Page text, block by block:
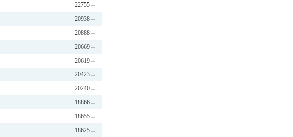
22755
20938
20888
20669
20619
20423
20240
18866
18655
18625